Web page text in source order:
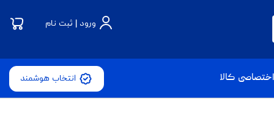
ورود | ثبت نام
کالا انتخاب هوشمند